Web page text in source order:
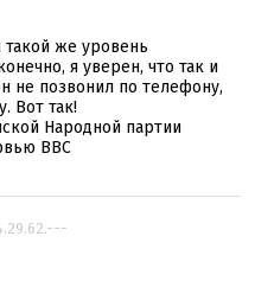
такой же уровень
я уверен, что так и
не позвонил по телефону,
Вот так!
Народной партии
BBC